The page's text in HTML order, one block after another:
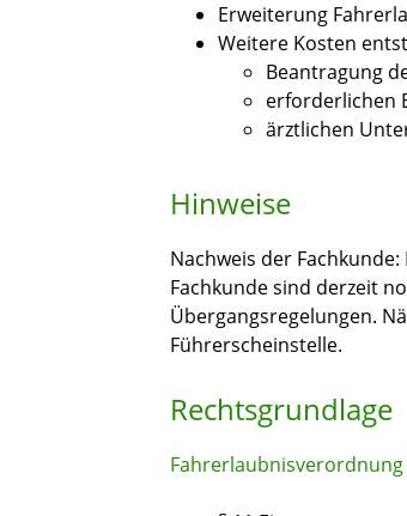
Erweiterung
Weitere Kosten
Beantragung
erforderlichen
ärztlichen
Hinweise
Nachweis der
Fachkunde sind derzeit
Übergangsregelungen.
Führerscheinstelle.
Rechtsgrundlage
Fahrerlaubnisverordnung